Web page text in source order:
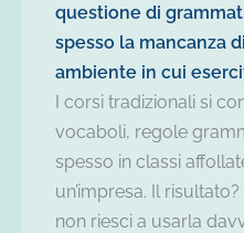
questione di
spesso la mancanza
ambiente in cui
I corsi tradizionali si
vocaboli, regole
spesso in classi
un’impresa. Il
non riesci a usarla